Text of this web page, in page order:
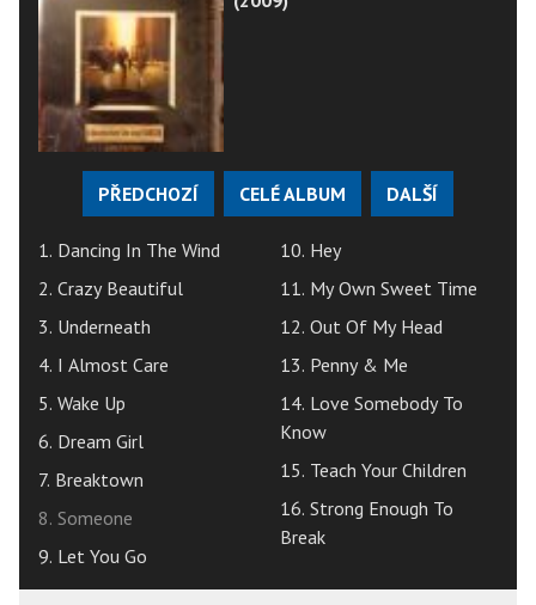
PŘEDCHOZÍ CELÉ ALBUM DALŠÍ
1. Dancing In The Wind
2. Crazy Beautiful
3. Underneath
4. I Almost Care
5. Wake Up
6. Dream Girl
7. Breaktown
8. Someone
9. Let You Go
10. Hey
11. My Own Sweet Time
12. Out Of My Head
13. Penny & Me
14. Love Somebody To
Know
15. Teach Your Children
16. Strong Enough To
Break